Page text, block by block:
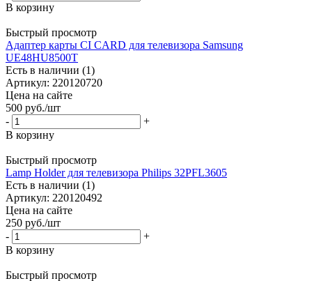
В корзину
Быстрый просмотр
Адаптер карты CI CARD для телевизора Samsung
UE48HU8500T
Есть в наличии (1)
Артикул: 220120720
Цена на сайте
500 руб./шт
-
+
В корзину
Быстрый просмотр
Lamp Holder для телевизора Philips 32PFL3605
Есть в наличии (1)
Артикул: 220120492
Цена на сайте
250 руб./шт
-
+
В корзину
Быстрый просмотр